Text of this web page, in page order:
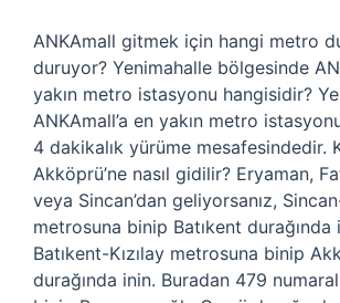
ANKAmall gitmek için hangi metro
duruyor? Yenimahalle bölgesinde
yakın metro istasyonu hangisidir?
ANKAmall’a en yakın metro
4 dakikalık yürüme mesafesindedir.
Akköprü’ne nasıl gidilir? Eryaman,
veya Sincan’dan geliyorsanız,
metrosuna binip Batıkent durağında
Batıkent-Kızılay metrosuna binip
durağında inin. Buradan 479